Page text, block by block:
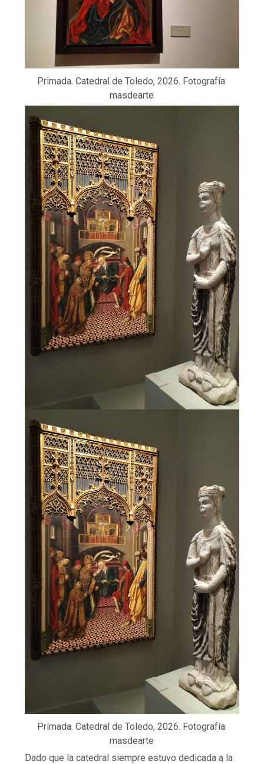
Primada. Catedral de Toledo, 2026. Fotografía:
masdearte
Primada. Catedral de Toledo, 2026. Fotografía:
masdearte
Dado que la catedral siempre estuvo dedicada a la